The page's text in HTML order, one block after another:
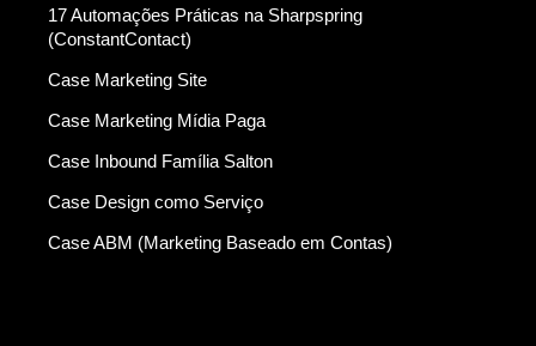
17 Automações Práticas na Sharpspring
(ConstantContact)
Case Marketing Site
Case Marketing Mídia Paga
Case Inbound Família Salton
Case Design como Serviço
Case ABM (Marketing Baseado em Contas)